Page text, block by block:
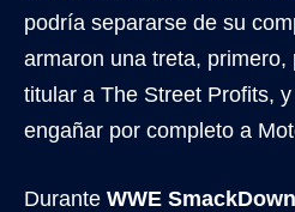
podría separarse de su
armaron una treta,
titular a The Street Profits,
engañar por completo a
Durante WWE SmackDown